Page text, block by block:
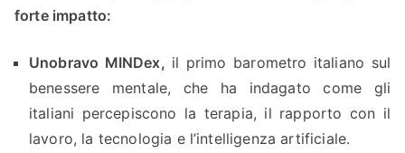
forte impatto:
Unobravo MINDex, il primo barometro italiano sul
benessere mentale, che ha indagato come gli
italiani percepiscono la terapia, il rapporto con il
lavoro, la tecnologia e l’intelligenza artificiale.